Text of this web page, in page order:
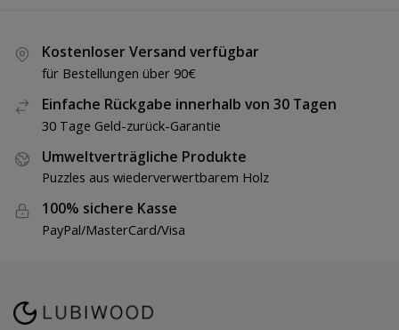
Kostenloser Versand verfügbar
für Bestellungen über 90€
Einfache Rückgabe innerhalb von 30 Tagen
30 Tage Geld-zurück-Garantie
Umweltverträgliche Produkte
Puzzles aus wiederverwertbarem Holz
100% sichere Kasse
PayPal/MasterCard/Visa